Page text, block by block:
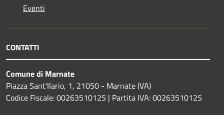
Eventi
CONTATTI
Comune di Marnate
Piazza Sant'Ilario, 1, 21050 - Marnate (VA)
Codice Fiscale: 00263510125 | Partita IVA: 00263510125